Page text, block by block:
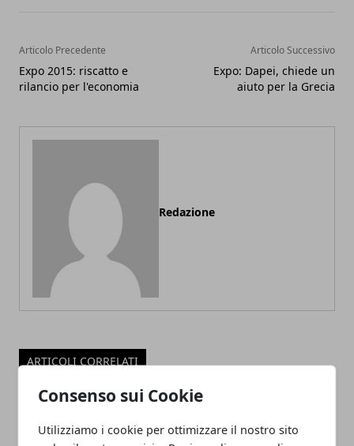
Consenso sui Cookie
Utilizziamo i cookie per ottimizzare il nostro sito
Articolo Precedente
Expo 2015: riscatto e
rilancio per l'economia
Articolo Successivo
Expo: Dapei, chiede un
aiuto per la Grecia
Redazione
ARTICOLI CORRELATI